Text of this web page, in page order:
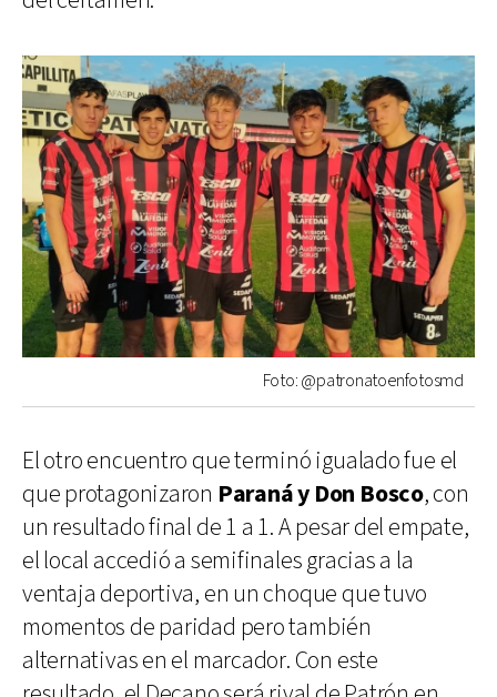
Foto: @patronatoenfotosmd
El otro encuentro que terminó igualado fue el
que protagonizaron Paraná y Don Bosco, con
un resultado final de 1 a 1. A pesar del empate,
el local accedió a semifinales gracias a la
ventaja deportiva, en un choque que tuvo
momentos de paridad pero también
alternativas en el marcador. Con este